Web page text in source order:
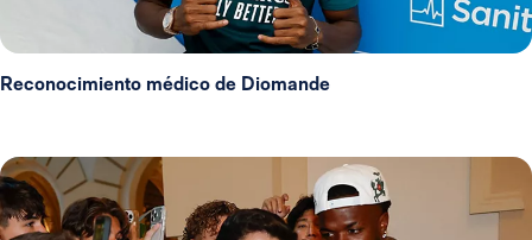
Reconocimiento médico de Diomande